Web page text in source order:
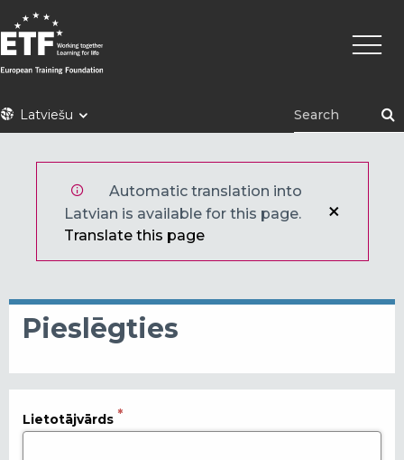
Pārlekt
uz
galveno
saturu
ETFLatviešu
Main
Automatic translation into
Latvian is available for this page.
Translate this page
Pieslēgties
Lietotājvārds